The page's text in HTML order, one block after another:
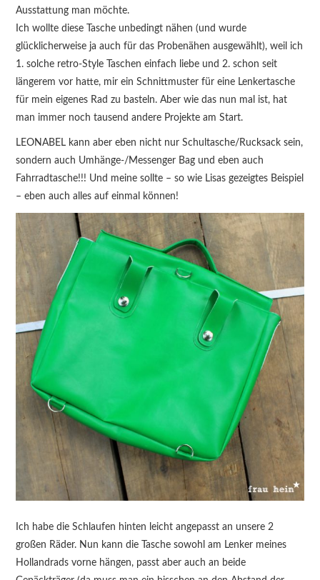
Ausstattung man möchte.
Ich wollte diese Tasche unbedingt nähen (und wurde
glücklicherweise ja auch für das Probenähen ausgewählt), weil ich
1. solche retro-Style Taschen einfach liebe und 2. schon seit
längerem vor hatte, mir ein Schnittmuster für eine Lenkertasche
für mein eigenes Rad zu basteln. Aber wie das nun mal ist, hat
man immer noch tausend andere Projekte am Start.
LEONABEL kann aber eben nicht nur Schultasche/Rucksack sein,
sondern auch Umhänge-/Messenger Bag und eben auch
Fahrradtasche!!! Und meine sollte – so wie Lisas gezeigtes Beispiel
– eben auch alles auf einmal können!
Ich habe die Schlaufen hinten leicht angepasst an unsere 2
großen Räder. Nun kann die Tasche sowohl am Lenker meines
Hollandrads vorne hängen, passt aber auch an beide